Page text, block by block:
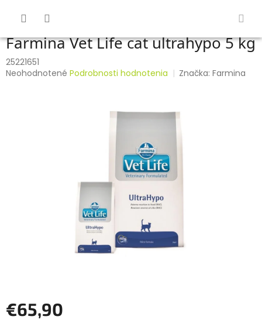
Farmina Vet Life cat ultrahypo 5 kg
25221651
Priemerné
Neohodnotené Podrobnosti hodnotenia Značka:Farmina
€65,90